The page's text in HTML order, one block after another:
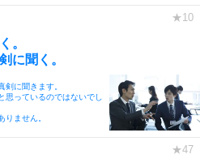
。
に聞く。
剣に聞きます。
思っているのではないでし
りません。